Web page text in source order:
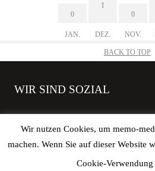
0
JAN.
1
DEZ.
0
NOV.
BACK TO TOP
WIR SIND SOZIAL
Copyright © 2026 elbgoods GmbH | All
Datenschutz
Wir nutzen Cookies, um memo-
machen. Wenn Sie auf dieser Website
Cookie-Verwendung